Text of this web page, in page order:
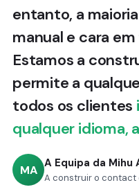
entanto, a
manual e cara
Estamos a
permite a
todos os clientes
qualquer idioma,
MA A Equipa da Mihu
A construir o contact